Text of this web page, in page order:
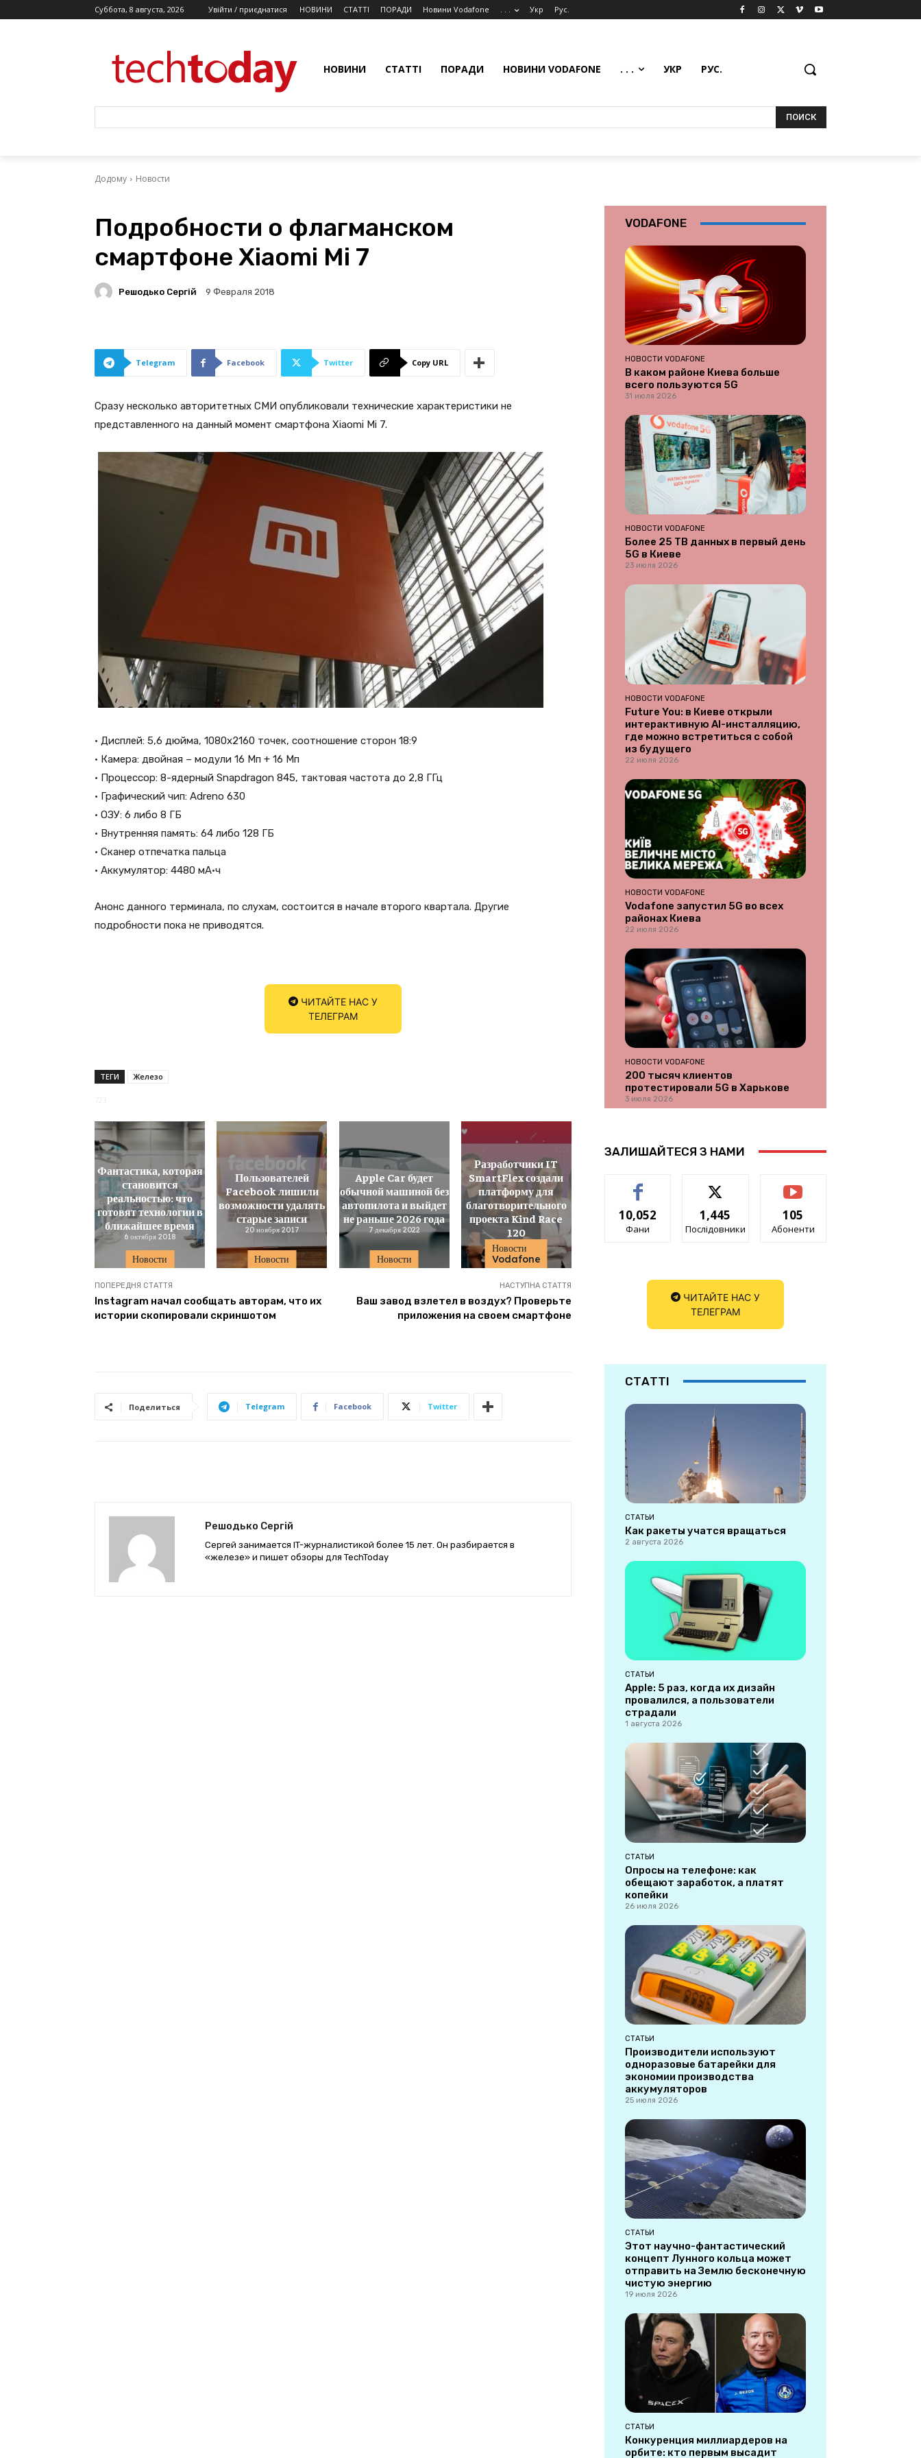
Суббота, 8 августа, 2026 Увійти / приєднатися НОВИНИ СТАТТІ ПОРАДИ Новини Vodafone . . . Укр Рус.
НОВИНИ СТАТТІ ПОРАДИ НОВИНИ VODAFONE . . . УКР РУС.
ПОИСК
Додому Новости
Подробности о флагманском
смартфоне Xiaomi Mi 7
Решодько Сергій 9 Февраля 2018
Telegram Facebook Twitter Copy URL
Сразу несколько авторитетных СМИ опубликовали технические характеристики не
представленного на данный момент смартфона Xiaomi Mi 7.
• Дисплей: 5,6 дюйма, 1080х2160 точек, соотношение сторон 18:9
• Камера: двойная – модули 16 Мп + 16 Мп
• Процессор: 8-ядерный Snapdragon 845, тактовая частота до 2,8 ГГц
• Графический чип: Adreno 630
• ОЗУ: 6 либо 8 ГБ
• Внутренняя память: 64 либо 128 ГБ
• Сканер отпечатка пальца
• Аккумулятор: 4480 мА·ч
Анонс данного терминала, по слухам, состоится в начале второго квартала. Другие
подробности пока не приводятся.
ЧИТАЙТЕ НАС У
ТЕЛЕГРАМ
ТЕГИ Железо
Новости
Фантастика, которая
становится
реальностью: что
готовят технологии в
ближайшее время
6 октября 2018
Новости
Пользователей
Facebook лишили
возможности удалять
старые записи
20 ноября 2017
Новости
Apple Car будет
обычной машиной без
автопилота и выйдет
не раньше 2026 года
7 декабря 2022
Новости
Vodafone
Разработчики IT
SmartFlex создали
платформу для
благотворительного
проекта Kind Race
120
10 декабря 2021
ПОПЕРЕДНЯ СТАТТЯ
Instagram начал сообщать авторам, что их
истории скопировали скриншотом
НАСТУПНА СТАТТЯ
Ваш завод взлетел в воздух? Проверьте
приложения на своем смартфоне
Поделиться Telegram Facebook Twitter
Решодько Сергій
Сергей занимается IT-журналистикой более 15 лет. Он разбирается в
«железе» и пишет обзоры для TechToday
VODAFONE
НОВОСТИ VODAFONE
В каком районе Киева больше
всего пользуются 5G
31 июля 2026
НОВОСТИ VODAFONE
Более 25 ТВ данных в первый день
5G в Киеве
23 июля 2026
НОВОСТИ VODAFONE
Future You: в Киеве открыли
интерактивную AI-инсталляцию,
где можно встретиться с собой
из будущего
22 июля 2026
НОВОСТИ VODAFONE
Vodafone запустил 5G во всех
районах Киева
22 июля 2026
НОВОСТИ VODAFONE
200 тысяч клиентов
протестировали 5G в Харькове
3 июля 2026
ЗАЛИШАЙТЕСЯ З НАМИ
10,052
Фани
1,445
Послідовники
105
Абоненти
ЧИТАЙТЕ НАС У
ТЕЛЕГРАМ
СТАТТІ
СТАТЬИ
Как ракеты учатся вращаться
2 августа 2026
СТАТЬИ
Apple: 5 раз, когда их дизайн
провалился, а пользователи
страдали
1 августа 2026
СТАТЬИ
Опросы на телефоне: как
обещают заработок, а платят
копейки
26 июля 2026
СТАТЬИ
Производители используют
одноразовые батарейки для
экономии производства
аккумуляторов
25 июля 2026
СТАТЬИ
Этот научно-фантастический
концепт Лунного кольца может
отправить на Землю бесконечную
чистую энергию
19 июля 2026
СТАТЬИ
Конкуренция миллиардеров на
орбите: кто первым высадит